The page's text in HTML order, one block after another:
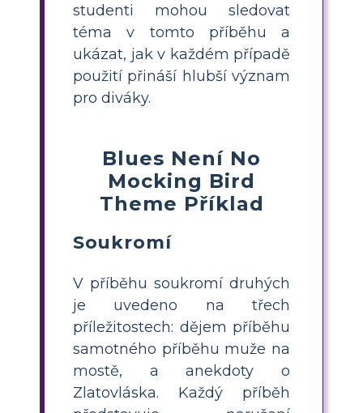
studenti mohou sledovat
téma v tomto příběhu a
ukázat, jak v každém případě
použití přináší hlubší význam
pro diváky.
Blues Není No
Mocking Bird
Theme Příklad
Soukromí
V příběhu soukromí druhých
je uvedeno na třech
příležitostech: dějem příběhu
samotného příběhu muže na
mostě, a anekdoty o
Zlatovláska. Každý příběh